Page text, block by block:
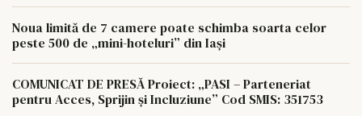
Noua limită de 7 camere poate schimba soarta celor
peste 500 de „mini-hoteluri” din Iași
COMUNICAT DE PRESĂ Proiect: „PASI – Parteneriat
pentru Acces, Sprijin și Incluziune” Cod SMIS: 351753